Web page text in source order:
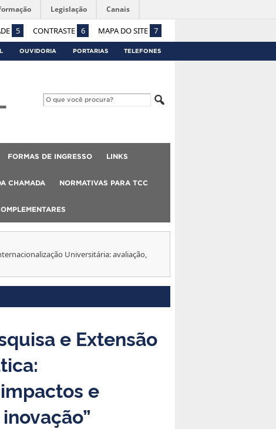
5 CONTRASTE 6 MAPA DO SITE 7
Legislação Canais
OUVIDORIA PORTARIAS TELEFONES
FORMAS DE INGRESSO LINKS
CHAMADA NORMATIVAS PARA TCC
Universitária: avaliação,
e Extensão
e